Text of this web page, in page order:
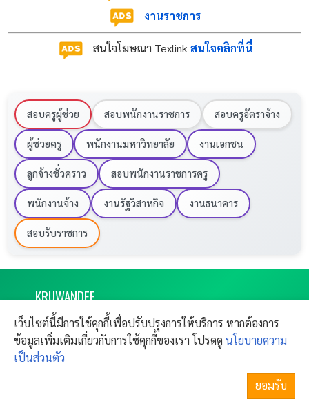
ประเภทวิชาการ:เริ่มต้นที่ 18,150 - 28,780 บาท (ตาม
วุฒิการศึกษาตั้งแต่ปริญญาตรี ถึงวุฒิบัตรแสดงความรู้
ความชำนาญเฉพาะทาง)
คุณสมบัติและหลักฐานการสมัครเบื้องต้น
มีสัญชาติไทย อายุไม่ต่ำกว่า 18 ปีบริบูรณ์ และไม่เป็น
พระภิกษุหรือสามเณร
มีวุฒิการศึกษาและใบอนุญาตประกอบวิชาชีพตรงตามที่
กำหนดในแต่ละตำแหน่ง
รูปถ่าย 1 นิ้ว (ไม่เกิน 6 เดือน)
ต้นฉบับและสำเนาปริญญาบัตร / ใบระเบียนแสดงผล
และบัตรประชาชน
ใบรับรองแพทย์ (ออกให้ไม่เกิน 1 เดือน)
งานราชการ
สนใจโฆษณา Texlink สนใจคลิกที่นี่
สอบครูผู้ช่วย สอบพนักงานราชการ สอบครูอัตราจ้าง
ผู้ช่วยครู พนักงานมหาวิทยาลัย งานเอกชน
ลูกจ้างชั่วคราว สอบพนักงานราชการครู
พนักงานจ้าง งานรัฐวิสาหกิจ งานธนาคาร
สอบรับราชการ
KRUWANDEE
งานราชการ 2569 ครูวันดี เปิดสอบครูผู้ช่วย
ผลย้ายครู
Copyright © 2011-2026 Kruwandee.com
All rights reserved.
CONTACT
SITEMAP
เว็บไซต์นี้มีการใช้คุกกี้เพื่อปรับปรุงการให้บริการ หากต้องการ
ข้อมูลเพิ่มเติมเกี่ยวกับการใช้คุกกี้ของเรา โปรดดู นโยบายความ
เป็นส่วนตัว
ยอมรับ